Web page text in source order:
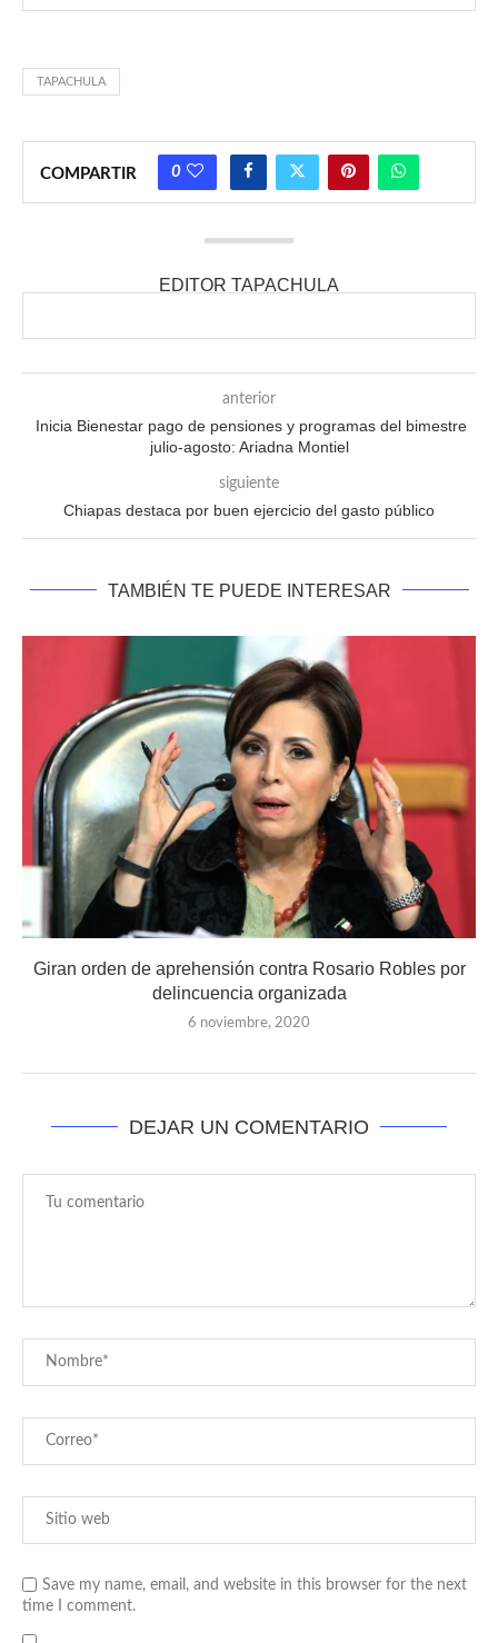
TAPACHULA
COMPARTIR 0
EDITOR TAPACHULA
anterior
Inicia Bienestar pago de pensiones y programas del bimestre
julio-agosto: Ariadna Montiel
siguiente
Chiapas destaca por buen ejercicio del gasto público
TAMBIÉN TE PUEDE INTERESAR
Giran orden de aprehensión contra Rosario Robles por
delincuencia organizada
6 noviembre, 2020
DEJAR UN COMENTARIO
Save my name, email, and website in this browser for the next
time I comment.